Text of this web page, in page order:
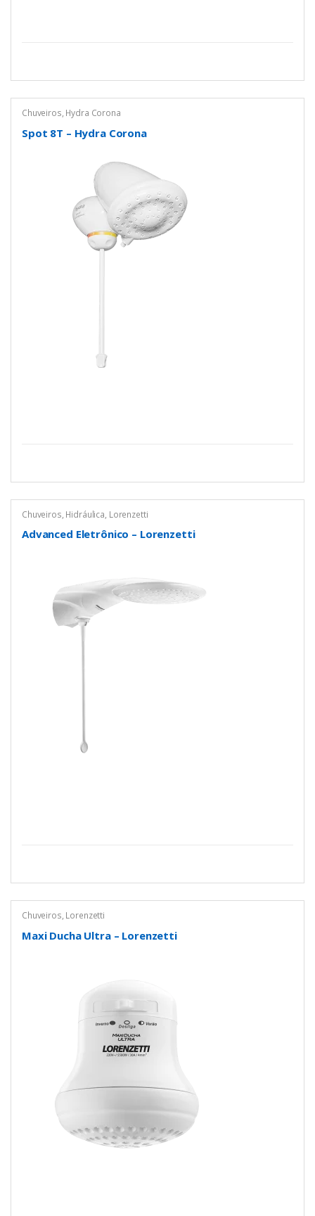
Chuveiros, Hydra Corona
Spot 8T – Hydra Corona
Chuveiros, Hidráulica, Lorenzetti
Advanced Eletrônico – Lorenzetti
Chuveiros, Lorenzetti
Maxi Ducha Ultra – Lorenzetti